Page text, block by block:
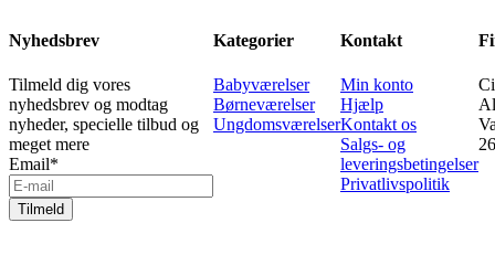
Nyhedsbrev
Tilmeld dig vores
nyhedsbrev og modtag
nyheder, specielle tilbud og
meget mere
Email*
Tilmeld
Kategorier
Babyværelser
Børneværelser
Ungdomsværelser
Kontakt
Min konto
Hjælp
Kontakt os
Salgs- og
leveringsbetingelser
Privatlivspolitik